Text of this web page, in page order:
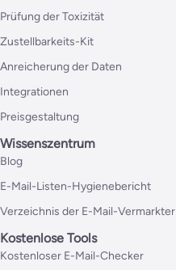
Prüfung der Toxizität
Zustellbarkeits-Kit
Anreicherung der Daten
Integrationen
Preisgestaltung
Wissenszentrum
Blog
E-Mail-Listen-Hygienebericht
Verzeichnis der E-Mail-Vermarkter
Kostenlose Tools
Kostenloser E-Mail-Checker